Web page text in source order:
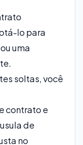
lo para
uma
soltas, você
contrato e
de
no